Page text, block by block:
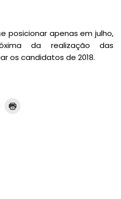
posicionar apenas em julho,
da realização das
os candidatos de 2018.